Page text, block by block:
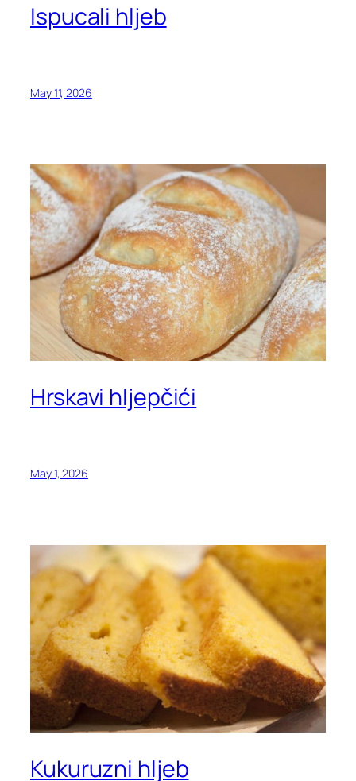
Ispucali hljeb
May 11, 2026
Hrskavi hljepčići
May 1, 2026
Kukuruzni hljeb